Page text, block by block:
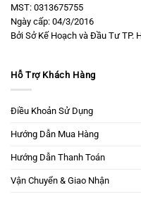
MST: 0313675755
Ngày cấp: 04/3/2016
Bởi Sở Kế Hoạch và Đầu Tư TP.
Hỗ Trợ Khách Hàng
Điều Khoản Sử Dụng
Hướng Dẫn Mua Hàng
Hướng Dẫn Thanh Toán
Vận Chuyển & Giao Nhận